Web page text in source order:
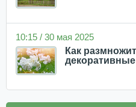
10:15 / 30 мая 2025
Как
декоративные